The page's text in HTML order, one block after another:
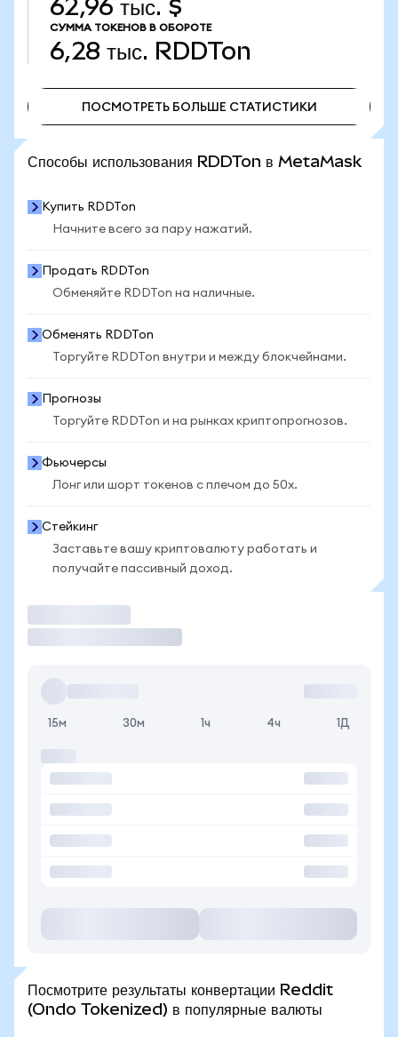
62,96 тыс. $
СУММА ТОКЕНОВ В ОБОРОТЕ
6,28 тыс. RDDTon
ПОСМОТРЕТЬ БОЛЬШЕ СТАТИСТИКИ
Способы использования RDDTon в MetaMask
Купить RDDTon
Начните всего за пару нажатий.
Продать RDDTon
Обменяйте RDDTon на наличные.
Обменять RDDTon
Торгуйте RDDTon внутри и между блокчейнами.
Прогнозы
Торгуйте RDDTon и на рынках криптопрогнозов.
Фьючерсы
Лонг или шорт токенов с плечом до 50x.
Стейкинг
Заставьте вашу криптовалюту работать и
получайте пассивный доход.
15м 30м 1ч 4ч 1Д
Посмотрите результаты конвертации Reddit
(Ondo Tokenized) в популярные валюты